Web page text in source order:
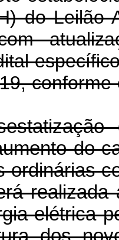
do Leilão
do
ordinárias
elétrica